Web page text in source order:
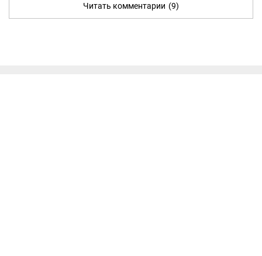
Читать комментарии (9)